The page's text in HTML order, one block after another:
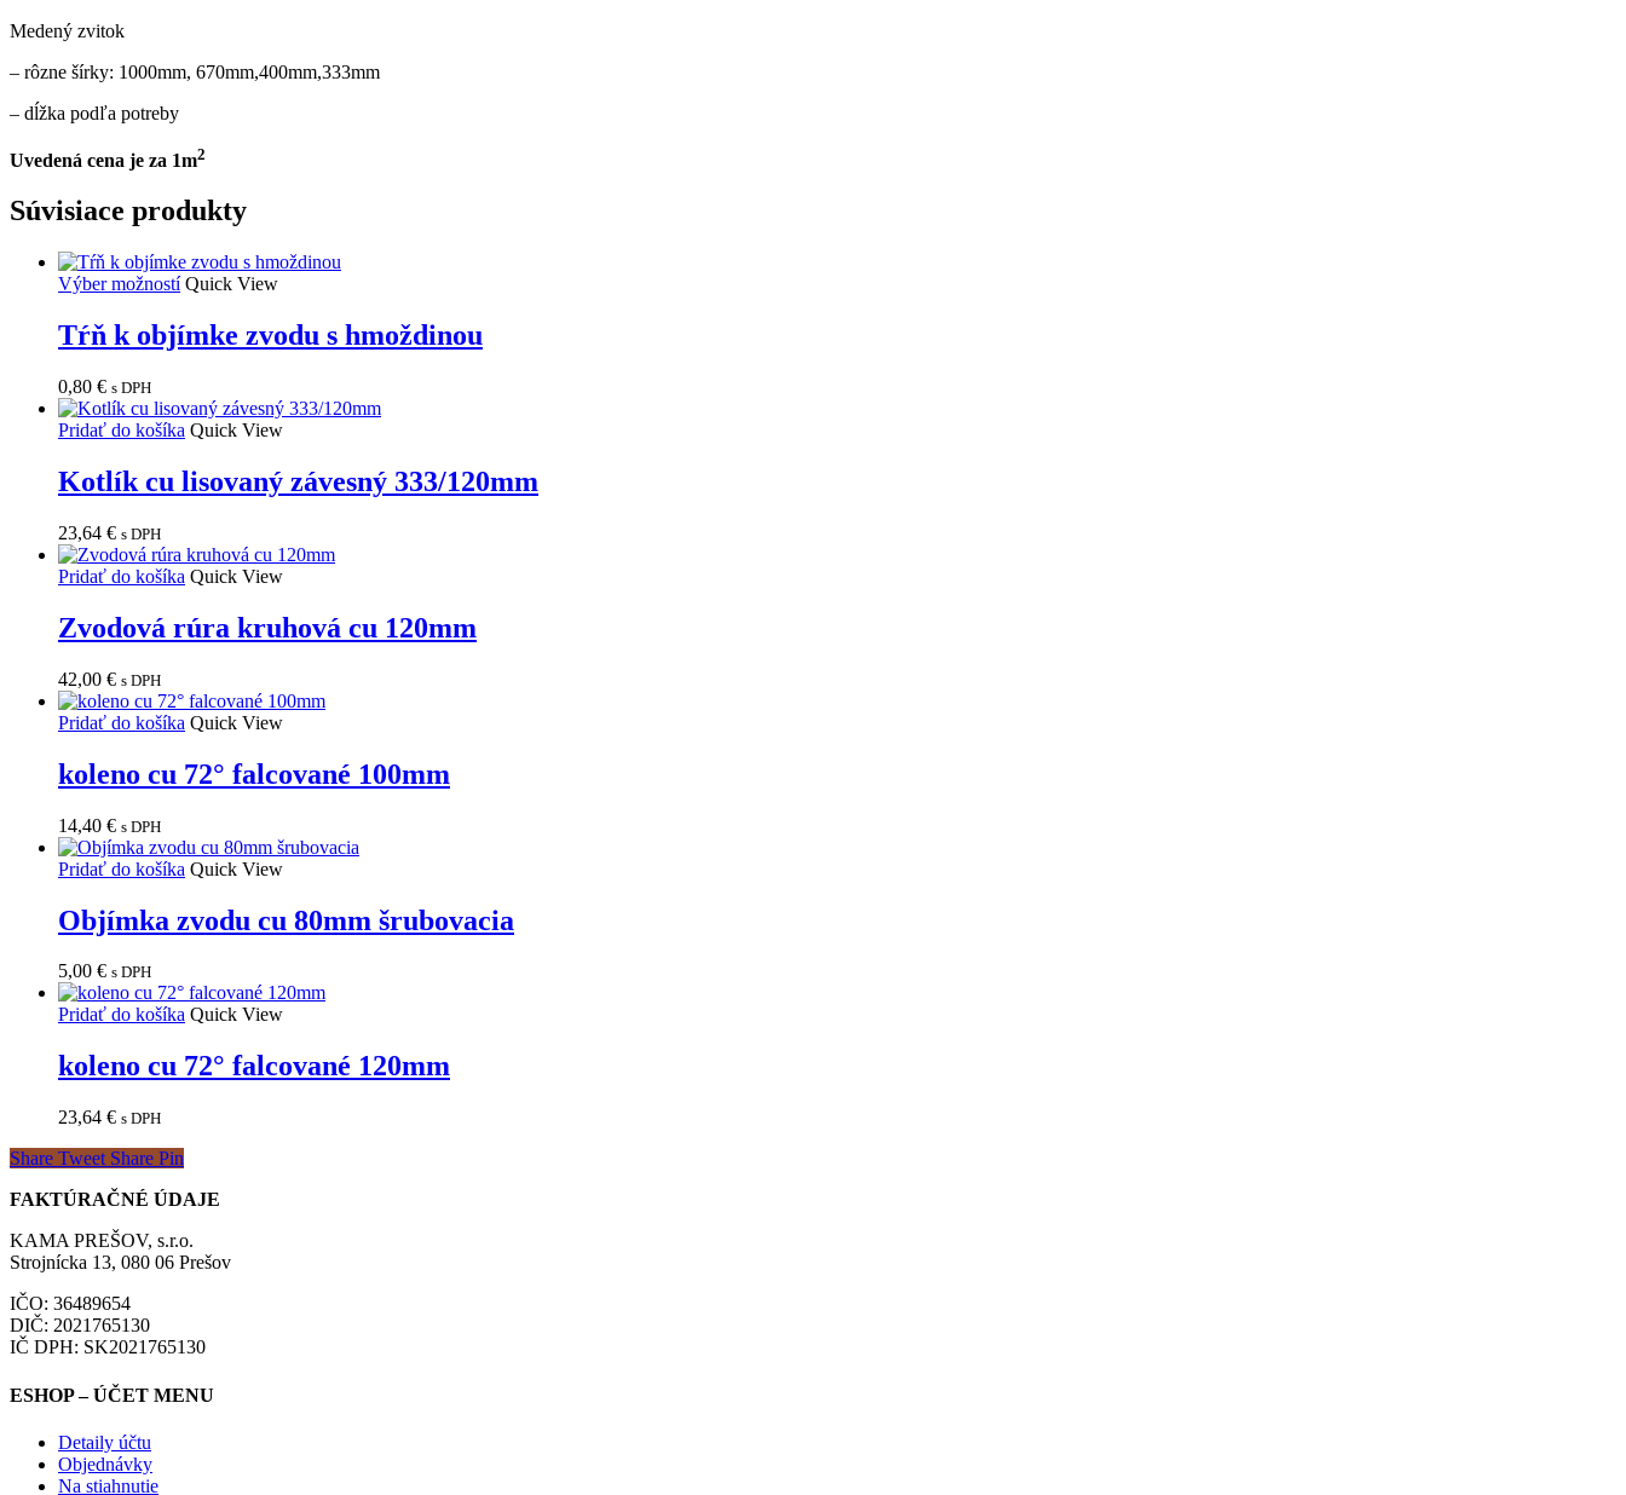
1m2
Medený zvitok
– rôzne šírky: 1000mm, 670mm,400mm,333mm
– dĺžka podľa potreby
Uvedená cena je za 1m2
Súvisiace produkty
Výber možností Quick View
Tŕň k objímke zvodu s hmoždinou
0,80 € s DPH
Pridať do košíka Quick View
Kotlík cu lisovaný závesný 333/120mm
23,64 € s DPH
Pridať do košíka Quick View
Zvodová rúra kruhová cu 120mm
42,00 € s DPH
Pridať do košíka Quick View
koleno cu 72° falcované 100mm
14,40 € s DPH
Pridať do košíka Quick View
Objímka zvodu cu 80mm šrubovacia
5,00 € s DPH
Pridať do košíka Quick View
koleno cu 72° falcované 120mm
23,64 € s DPH
Share Tweet Share Pin
FAKTÚRAČNÉ ÚDAJE
KAMA PREŠOV, s.r.o.
Strojnícka 13, 080 06 Prešov
IČO: 36489654
DIČ: 2021765130
IČ DPH: SK2021765130
ESHOP – ÚČET MENU
Detaily účtu
Objednávky
Na stiahnutie